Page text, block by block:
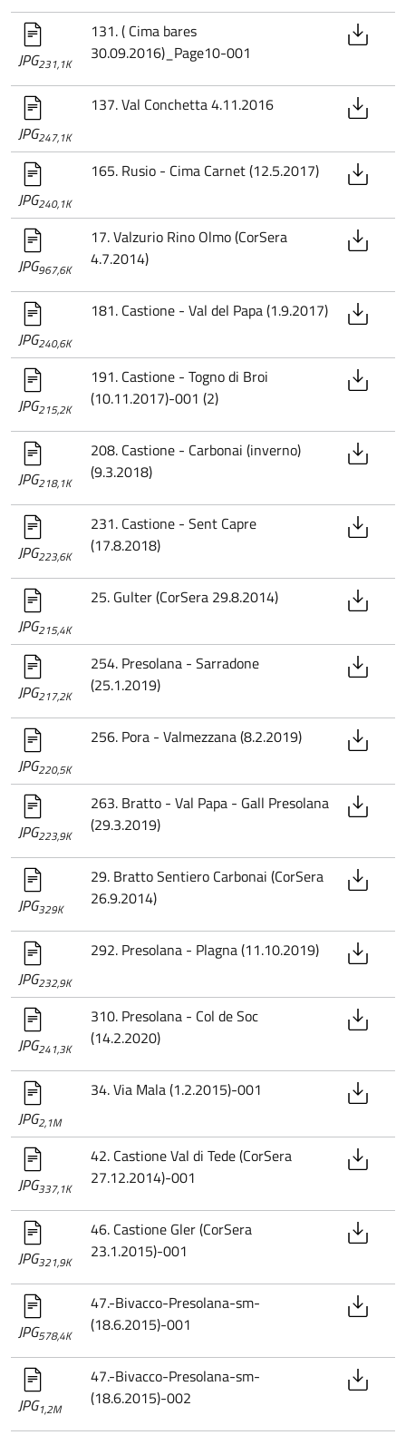
JPG231,1K
131. ( Cima bares
30.09.2016)_Page10-001
JPG247,1K
137. Val Conchetta 4.11.2016
JPG240,1K
165. Rusio - Cima Carnet (12.5.2017)
JPG967,6K
17. Valzurio Rino Olmo (CorSera
4.7.2014)
JPG240,6K
181. Castione - Val del Papa (1.9.2017)
JPG215,2K
191. Castione - Togno di Broi
(10.11.2017)-001 (2)
JPG218,1K
208. Castione - Carbonai (inverno)
(9.3.2018)
JPG223,6K
231. Castione - Sent Capre
(17.8.2018)
JPG215,4K
25. Gulter (CorSera 29.8.2014)
JPG217,2K
254. Presolana - Sarradone
(25.1.2019)
JPG220,5K
256. Pora - Valmezzana (8.2.2019)
JPG223,9K
263. Bratto - Val Papa - Gall Presolana
(29.3.2019)
JPG329K
29. Bratto Sentiero Carbonai (CorSera
26.9.2014)
JPG232,9K
292. Presolana - Plagna (11.10.2019)
JPG241,3K
310. Presolana - Col de Soc
(14.2.2020)
JPG2,1M
34. Via Mala (1.2.2015)-001
JPG337,1K
42. Castione Val di Tede (CorSera
27.12.2014)-001
JPG321,9K
46. Castione Gler (CorSera
23.1.2015)-001
JPG578,4K
47.-Bivacco-Presolana-sm-
(18.6.2015)-001
JPG1,2M
47.-Bivacco-Presolana-sm-
(18.6.2015)-002